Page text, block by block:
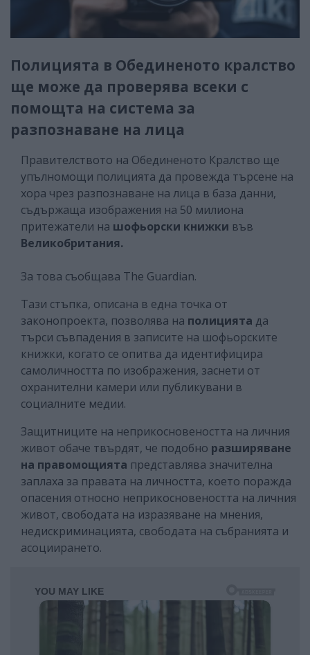
Полицията в Обединеното кралство
ще може да проверява всеки с
помощта на система за
разпознаване на лица
Правителството на Обединеното Кралство ще
упълномощи полицията да провежда търсене на
хора чрез разпознаване на лица в база данни,
съдържаща изображения на 50 милиона
притежатели на шофьорски книжки във
Великобритания.
За това съобщава The Guardian.
Тази стъпка, описана в една точка от
законопроекта, позволява на полицията да
търси съвпадения в записите на шофьорските
книжки, когато се опитва да идентифицира
самоличността по изображения, заснети от
охранителни камери или публикувани в
социалните медии.
Защитниците на неприкосновеността на личния
живот обаче твърдят, че подобно разширяване
на правомощията представлява значителна
заплаха за правата на личността, което поражда
опасения относно неприкосновеността на личния
живот, свободата на изразяване на мнения,
недискриминацията, свободата на събранията и
асоциирането.